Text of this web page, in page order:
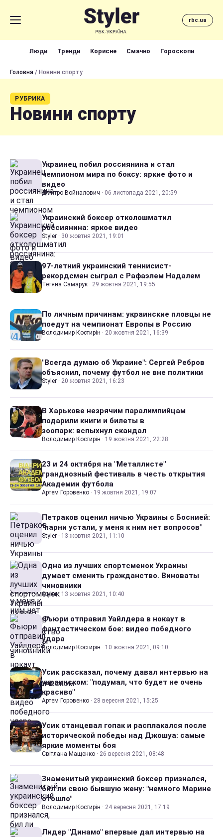
rbc.ua
Люди Тренди Корисне Смачно Гороскопи
Головна / Новини спорту
РУБРИКА
Новини спорту
Украинец побил россиянина и стал
чемпионом мира по боксу: яркие фото и
видео
Дмитро Войналович · 06 листопада 2021, 20:59
Украинский боксер отколошматил
россиянина: яркое видео
Styler · 30 жовтня 2021, 19:01
97-летний украинский теннисист-
рекордсмен сыграл с Рафаэлем Надалем
Тетяна Самарук · 29 жовтня 2021, 19:55
По личным причинам: украинские пловцы не
поедут на чемпионат Европы в Россию
Володимир Костирін · 20 жовтня 2021, 16:39
"Всегда думаю об Украине": Сергей Ребров
объяснил, почему футбол не вне политики
Styler · 20 жовтня 2021, 16:23
В Харькове незрячим паралимпийцам
подарили книги и билеты в
зоопарк: вспыхнул скандал
Володимир Костирін · 19 жовтня 2021, 22:28
23 и 24 октября на "Металлисте"
грандиозный фестиваль в честь открытия
Академии футбола
Артем Горовенко · 19 жовтня 2021, 19:07
Петраков оценил ничью Украины с Боснией:
"парни устали, у меня к ним нет вопросов"
Styler · 13 жовтня 2021, 11:10
Одна из лучших спортсменок Украины
думает сменить гражданство. Виноваты
чиновники
Styler · 13 жовтня 2021, 10:40
Фьюри отправил Уайлдера в нокаут в
фантастическом бое: видео победного
удара
Володимир Костирін · 10 жовтня 2021, 09:10
Усик рассказал, почему давал интервью на
украинском: "подумал, что будет не очень
красиво"
Артем Горовенко · 28 вересня 2021, 15:25
Усик станцевал гопак и расплакался после
исторической победы над Джошуа: самые
яркие моменты боя
Світлана Мащенко · 26 вересня 2021, 08:48
Знаменитый украинский боксер признался,
бил ли свою бывшую жену: "немного Марине
отошло"
Володимир Костирін · 24 вересня 2021, 17:19
Лидер "Динамо" впервые дал интервью на